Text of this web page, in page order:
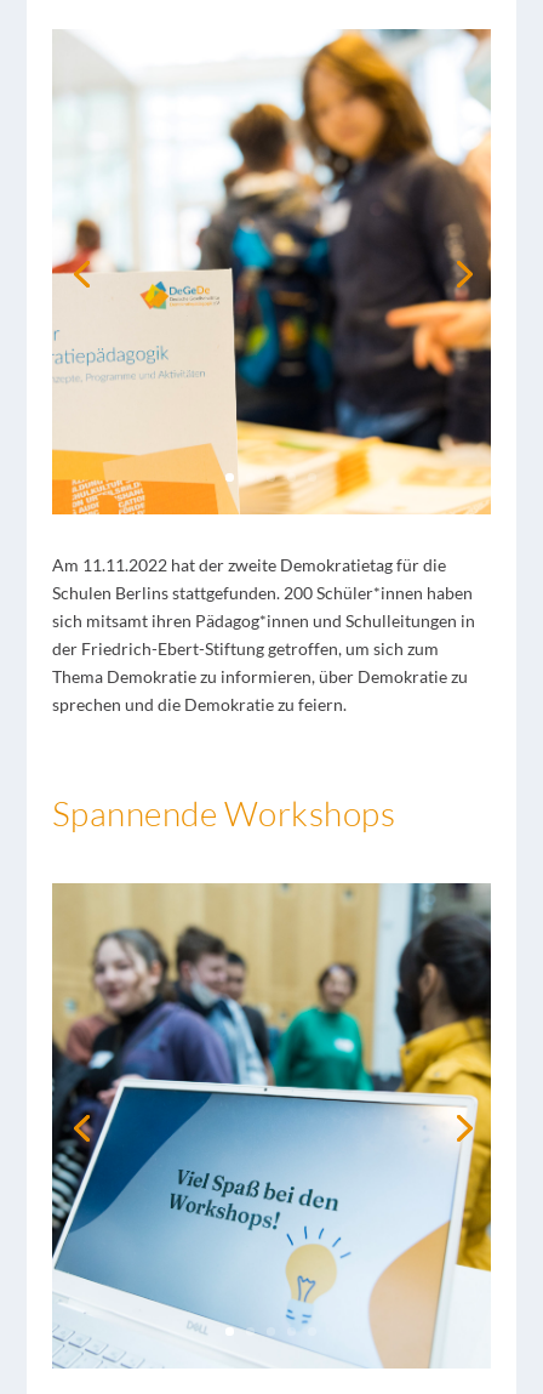
Am 11.11.2022 hat der zweite Demokratietag für die
Schulen Berlins stattgefunden. 200 Schüler*innen haben
sich mitsamt ihren Pädagog*innen und Schulleitungen in
der Friedrich-Ebert-Stiftung getroffen, um sich zum
Thema Demokratie zu informieren, über Demokratie zu
sprechen und die Demokratie zu feiern.
Spannende Workshops